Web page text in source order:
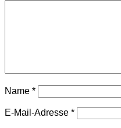
Name *
E-Mail-Adresse *